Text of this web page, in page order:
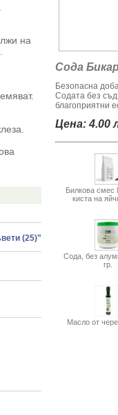
на
(25)"
Сода
Безопасна
Содата без
благоприятни
Цена: 4.00
Билкова
киста на
Сода, без
гр.
Масло от